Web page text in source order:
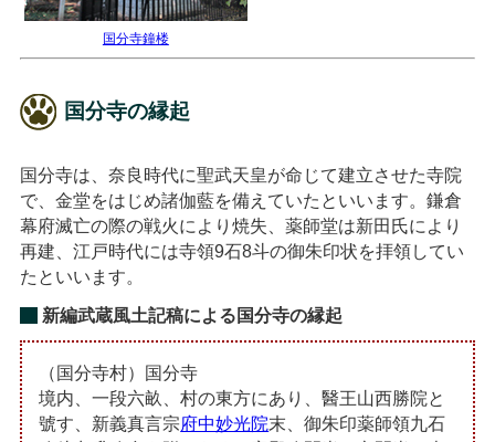
国分寺鐘楼
国分寺の縁起
国分寺は、奈良時代に聖武天皇が命じて建立させた寺院
で、金堂をはじめ諸伽藍を備えていたといいます。鎌倉
幕府滅亡の際の戦火により焼失、薬師堂は新田氏により
再建、江戸時代には寺領9石8斗の御朱印状を拝領してい
たといいます。
新編武蔵風土記稿による国分寺の縁起
（国分寺村）国分寺
境内、一段六畝、村の東方にあり、醫王山西勝院と
號す、新義真言宗府中妙光院末、御朱印薬師領九石